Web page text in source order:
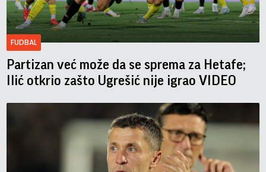
FUDBAL
Partizan već može da se sprema za Hetafe;
Ilić otkrio zašto Ugrešić nije igrao VIDEO